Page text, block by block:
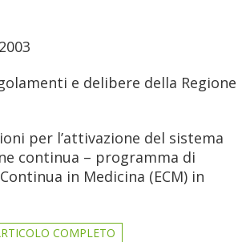
e delibere della Regione
per l’attivazione del sistema
continua – programma di
in Medicina (ECM) in
COMPLETO